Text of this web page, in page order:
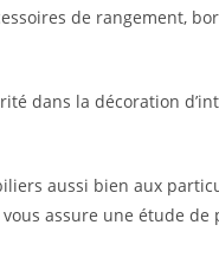
de rangement,
dans la décoration
aussi bien aux
assure une étude